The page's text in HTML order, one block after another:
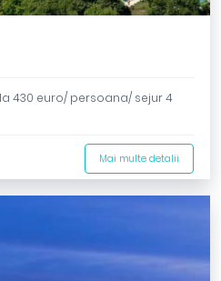
la 430 euro/ persoana/ sejur 4
Mai multe detalii